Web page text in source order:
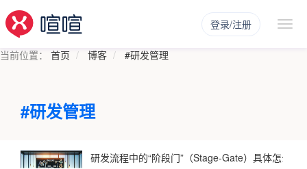
登录/注册
当前位置： 首页 博客 #研发管理
#研发管理
研发流程中的“阶段门”（Stage-Gate）具体怎么